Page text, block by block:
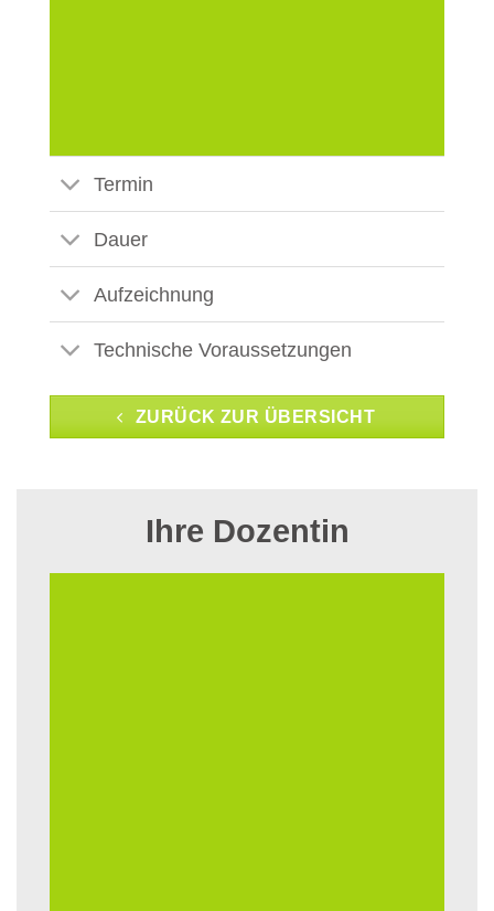
Termin
Dauer
Aufzeichnung
Technische Voraussetzungen
ZURÜCK ZUR ÜBERSICHT
Ihre Dozentin